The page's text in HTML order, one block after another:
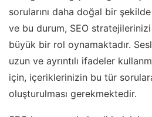
sorularını daha doğal bir
ve bu durum, SEO
büyük bir rol oynamaktadır.
uzun ve ayrıntılı ifadeler
için, içeriklerinizin bu tür
oluşturulması gerekmektedir.